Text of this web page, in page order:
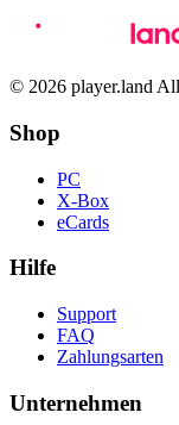
© 2026 player.land
Shop
PC
X-Box
eCards
Hilfe
Support
FAQ
Zahlungsarten
Unternehmen